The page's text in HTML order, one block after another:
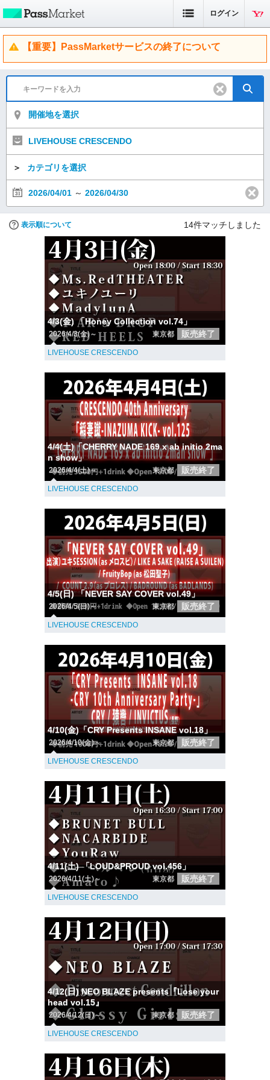
ログイン
【重要】PassMarketサービスの終了について
開催地を選択
LIVEHOUSE CRESCENDO
＞ カテゴリを選択
2026/04/01 ～ 2026/04/30
表示順について 14件マッチしました
4/3(金) 「Honey Collection vol.74」
2026/4/3(金)～ 東京都 販売終了
LIVEHOUSE CRESCENDO
4/4(土)「CHERRY NADE 169 x ab initio 2ma
n show」
2026/4/4(土)～ 東京都 販売終了
LIVEHOUSE CRESCENDO
4/5(日) 「NEVER SAY COVER vol.49」
2026/4/5(日)～ 東京都 販売終了
LIVEHOUSE CRESCENDO
4/10(金)「CRY Presents INSANE vol.18」
2026/4/10(金)～ 東京都 販売終了
LIVEHOUSE CRESCENDO
4/11(土) 「LOUD&PROUD vol.456」
2026/4/11(土)～ 東京都 販売終了
LIVEHOUSE CRESCENDO
4/12(日) NEO BLAZE presents『Lose your
head vol.15』
2026/4/12(日)～ 東京都 販売終了
LIVEHOUSE CRESCENDO